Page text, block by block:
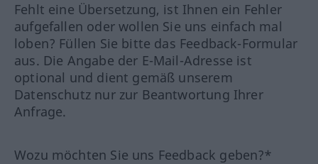
Fehlt eine Übersetzung, ist Ihnen ein Fehler
aufgefallen oder wollen Sie uns einfach mal
loben? Füllen Sie bitte das Feedback-Formular
aus. Die Angabe der E-Mail-Adresse ist
optional und dient gemäß unserem
Datenschutz nur zur Beantwortung Ihrer
Anfrage.
Wozu möchten Sie uns Feedback geben?*